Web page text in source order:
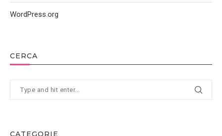
CERCA
CATEGORIE
WordPress.org